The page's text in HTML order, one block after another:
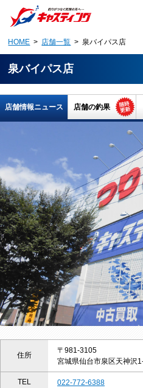
HOME > 店舗一覧 > 泉バイパス店
泉バイパス店
店舗情報ニュース 店舗の釣果
住所
〒981-3105
宮城県仙台市泉区天神沢
TEL 022-772-6388